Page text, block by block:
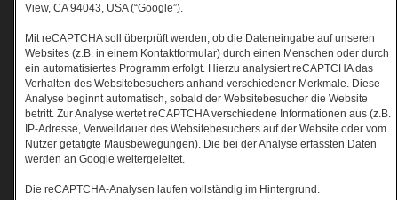
View, CA 94043, USA (“Google”).
Mit reCAPTCHA soll überprüft werden, ob die Dateneingabe auf unseren
Websites (z.B. in einem Kontaktformular) durch einen Menschen oder durch
ein automatisiertes Programm erfolgt. Hierzu analysiert reCAPTCHA das
Verhalten des Websitebesuchers anhand verschiedener Merkmale. Diese
Analyse beginnt automatisch, sobald der Websitebesucher die Website
betritt. Zur Analyse wertet reCAPTCHA verschiedene Informationen aus (z.B.
IP-Adresse, Verweildauer des Websitebesuchers auf der Website oder vom
Nutzer getätigte Mausbewegungen). Die bei der Analyse erfassten Daten
werden an Google weitergeleitet.
Die reCAPTCHA-Analysen laufen vollständig im Hintergrund.